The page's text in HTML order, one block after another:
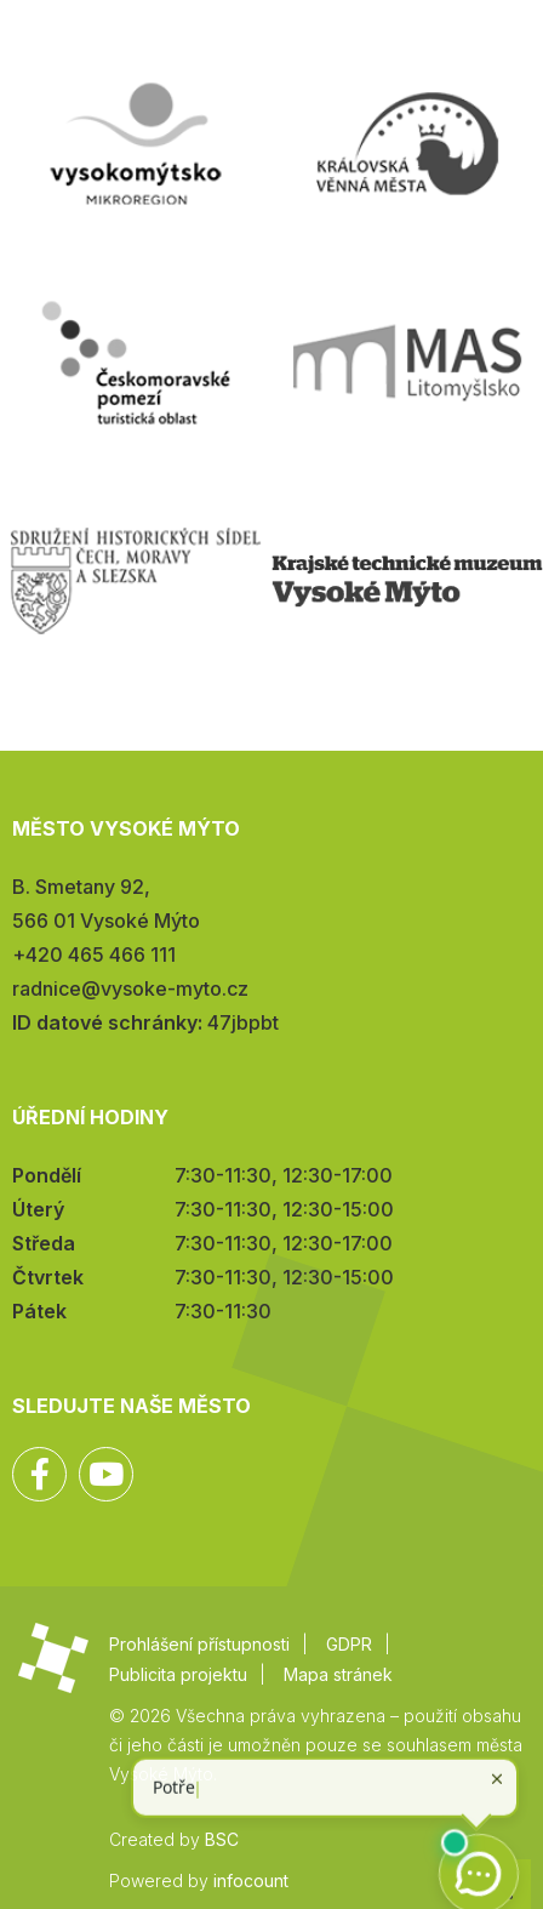
MĚSTO VYSOKÉ MÝTO
Adresa:
B. Smetany 92,
566 01 Vysoké Mýto
Telefon:
+420 465 466 111
E-
mail:
radnice@vysoke-myto.cz
ID datové schránky: 47jbpbt
ÚŘEDNÍ HODINY
Pondělí
7:30-11:30, 12:30-17:00
Úterý
7:30-11:30, 12:30-15:00
Středa
7:30-11:30, 12:30-17:00
Čtvrtek
7:30-11:30, 12:30-15:00
Pátek
7:30-11:30
SLEDUJTE NAŠE MĚSTO
Facebook
Prohlášení přístupnosti
GDPR
Publicita projektu
Mapa stránek
© 2026 Všechna práva vyhrazena – použití obsahu
či jeho části je umožněn pouze se souhlasem města
Vysoké Mýto.
Created by BSC
Powered by infocount
Zpět
na